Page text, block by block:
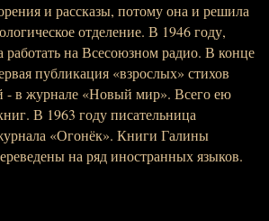
и рассказы, потому она и решила
отделение. В 1946 году,
на Всесоюзном радио. В конце
публикация «взрослых» стихов
в журнале «Новый мир». Всего ею
В 1963 году писательница
«Огонёк». Книги Галины
на ряд иностранных языков.